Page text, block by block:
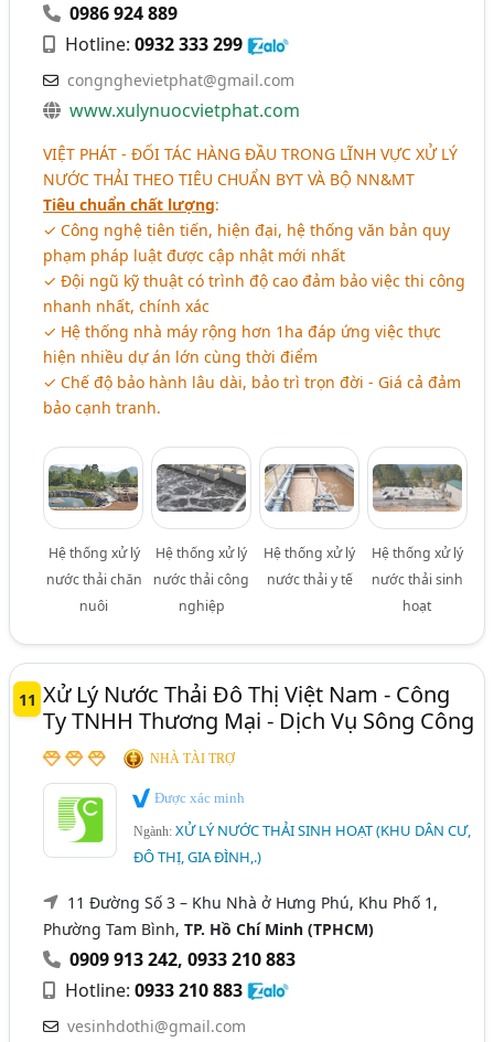
0986 924 889
Hotline:0932 333 299
congnghevietphat@gmail.com
www.xulynuocvietphat.com
VIỆT PHÁT - ĐỐI TÁC HÀNG ĐẦU TRONG LĨNH VỰC XỬ LÝ
NƯỚC THẢI THEO TIÊU CHUẨN BYT VÀ BỘ NN&MT
Tiêu chuẩn chất lượng:
✓ Công nghệ tiên tiến, hiện đại, hệ thống văn bản quy
phạm pháp luật được cập nhật mới nhất
✓ Đội ngũ kỹ thuật có trình độ cao đảm bảo việc thi công
nhanh nhất, chính xác
✓ Hệ thống nhà máy rộng hơn 1ha đáp ứng việc thực
hiện nhiều dự án lớn cùng thời điểm
✓ Chế độ bảo hành lâu dài, bảo trì trọn đời - Giá cả đảm
bảo cạnh tranh.
Hệ thống xử lý
nước thải chăn
nuôi
Hệ thống xử lý
nước thải công
nghiệp
Hệ thống xử lý
nước thải y tế
Hệ thống xử lý
nước thải sinh
hoạt
11 Xử Lý Nước Thải Đô Thị Việt Nam - Công
Ty TNHH Thương Mại - Dịch Vụ Sông Công
NHÀ TÀI TRỢ
Được xác minh
Ngành:XỬ LÝ NƯỚC THẢI SINH HOẠT (KHU DÂN CƯ,
ĐÔ THỊ, GIA ĐÌNH,.)
11 Đường Số 3 – Khu Nhà ở Hưng Phú, Khu Phố 1,
Phường Tam Bình,TP. Hồ Chí Minh (TPHCM)
0909 913 242,0933 210 883
Hotline:0933 210 883
vesinhdothi@gmail.com